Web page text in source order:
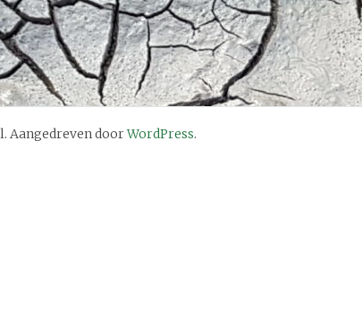
Aangedreven doorWordPress.